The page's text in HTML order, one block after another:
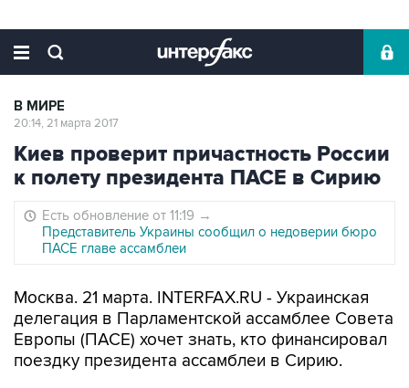
В МИРЕ
20:14, 21 марта 2017
Киев проверит причастность России
к полету президента ПАСЕ в Сирию
Есть обновление от 11:19 →
Представитель Украины сообщил о недоверии бюро
ПАСЕ главе ассамблеи
Москва. 21 марта. INTERFAX.RU - Украинская
делегация в Парламентской ассамблее Совета
Европы (ПАСЕ) хочет знать, кто финансировал
поездку президента ассамблеи в Сирию.